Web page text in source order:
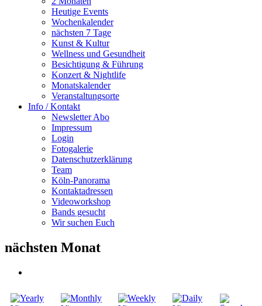
Heutige Events
Wochenkalender
nächsten 7 Tage
Kunst & Kultur
Wellness und Gesundheit
Besichtigung & Führung
Konzert & Nightlife
Monatskalender
Veranstaltungsorte
Info / Kontakt
Newsletter Abo
Impressum
Login
Fotogalerie
Datenschutzerklärung
Team
Köln-Panorama
Kontaktadressen
Videoworkshop
Bands gesucht
Wir suchen Euch
nächsten Monat